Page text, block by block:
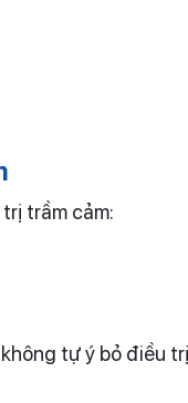
trầm cảm:
tự ý bỏ điều